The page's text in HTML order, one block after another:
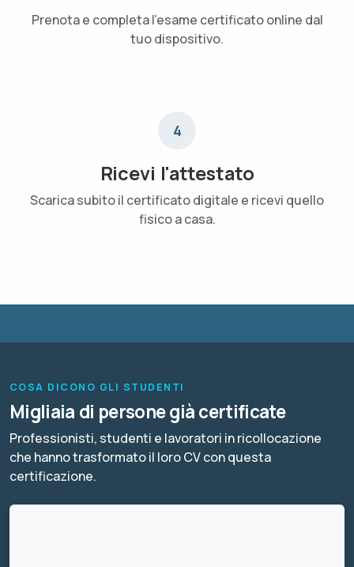
Prenota e completa l'esame certificato online dal
tuo dispositivo.
4
Ricevi l'attestato
Scarica subito il certificato digitale e ricevi quello
fisico a casa.
COSA DICONO GLI STUDENTI
Migliaia di persone già certificate
Professionisti, studenti e lavoratori in ricollocazione
che hanno trasformato il loro CV con questa
certificazione.